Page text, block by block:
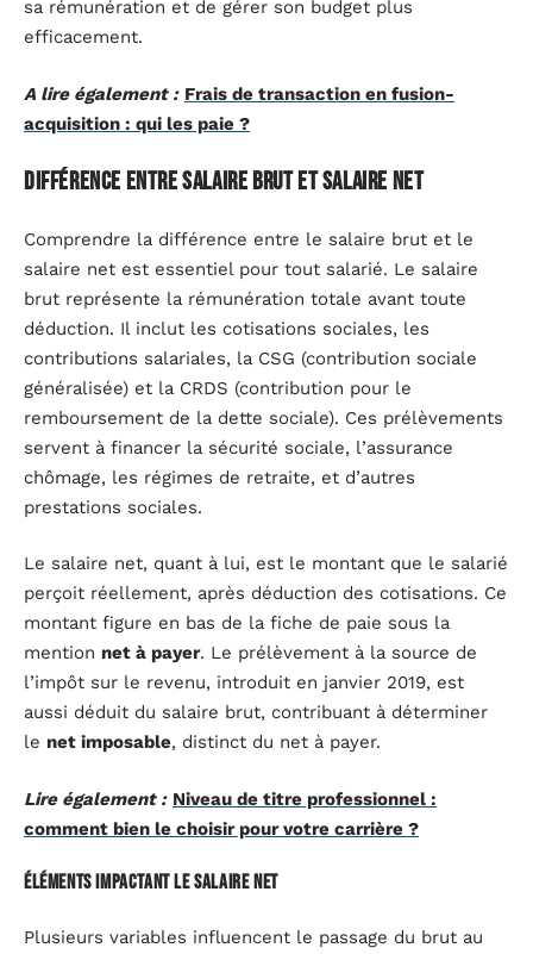
sa rémunération et de gérer son budget plus
efficacement.
A lire également : Frais de transaction en fusion-
acquisition : qui les paie ?
Différence entre salaire brut et salaire net
Comprendre la différence entre le salaire brut et le
salaire net est essentiel pour tout salarié. Le salaire
brut représente la rémunération totale avant toute
déduction. Il inclut les cotisations sociales, les
contributions salariales, la CSG (contribution sociale
généralisée) et la CRDS (contribution pour le
remboursement de la dette sociale). Ces prélèvements
servent à financer la sécurité sociale, l’assurance
chômage, les régimes de retraite, et d’autres
prestations sociales.
Le salaire net, quant à lui, est le montant que le salarié
perçoit réellement, après déduction des cotisations. Ce
montant figure en bas de la fiche de paie sous la
mention net à payer. Le prélèvement à la source de
l’impôt sur le revenu, introduit en janvier 2019, est
aussi déduit du salaire brut, contribuant à déterminer
le net imposable, distinct du net à payer.
Lire également : Niveau de titre professionnel :
comment bien le choisir pour votre carrière ?
Éléments impactant le salaire net
Plusieurs variables influencent le passage du brut au